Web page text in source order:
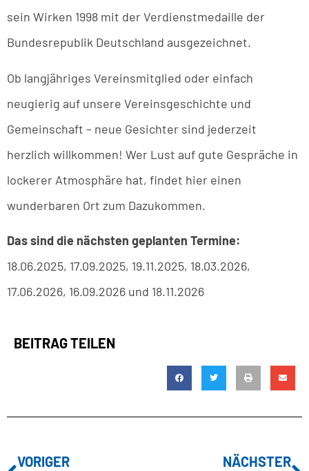
sein Wirken 1998 mit der Verdienstmedaille der
Bundesrepublik Deutschland ausgezeichnet.
Ob langjähriges Vereinsmitglied oder einfach
neugierig auf unsere Vereinsgeschichte und
Gemeinschaft – neue Gesichter sind jederzeit
herzlich willkommen! Wer Lust auf gute Gespräche in
lockerer Atmosphäre hat, findet hier einen
wunderbaren Ort zum Dazukommen.
Das sind die nächsten geplanten Termine:
18.06.2025, 17.09.2025, 19.11.2025, 18.03.2026,
17.06.2026, 16.09.2026 und 18.11.2026
BEITRAG TEILEN
VORIGER NÄCHSTER